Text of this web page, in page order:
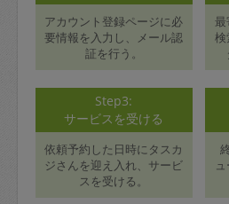
アカウント登録ページに必
要情報を入力し、メール認
証を行う。
最
検
Step3:
サービスを受ける
依頼予約した日時にタスカ
ジさんを迎え入れ、サービ
スを受ける。